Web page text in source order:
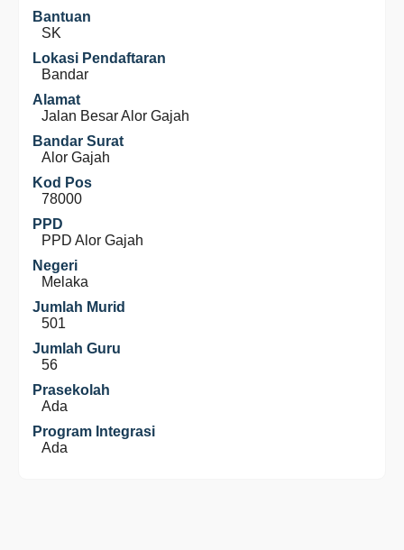
Bantuan
SK
Lokasi Pendaftaran
Bandar
Alamat
Jalan Besar Alor Gajah
Bandar Surat
Alor Gajah
Kod Pos
78000
PPD
PPD Alor Gajah
Negeri
Melaka
Jumlah Murid
501
Jumlah Guru
56
Prasekolah
Ada
Program Integrasi
Ada